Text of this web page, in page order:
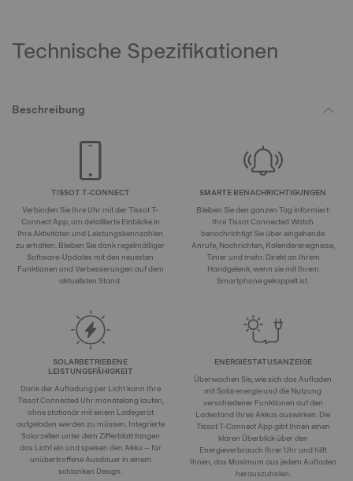
Technische Spezifikationen
Beschreibung
TISSOT T-CONNECT
Verbinden Sie Ihre Uhr mit der Tissot T-
Connect App, um detaillierte Einblicke in
Ihre Aktivitäten und Leistungskennzahlen
zu erhalten. Bleiben Sie dank regelmäßiger
Software-Updates mit den neuesten
Funktionen und Verbesserungen auf dem
aktuellsten Stand.
SMARTE BENACHRICHTIGUNGEN
Bleiben Sie den ganzen Tag informiert:
Ihre Tissot Connected Watch
benachrichtigt Sie über eingehende
Anrufe, Nachrichten, Kalenderereignisse,
Timer und mehr. Direkt an Ihrem
Handgelenk, wenn sie mit Ihrem
Smartphone gekoppelt ist.
SOLARBETRIEBENE
LEISTUNGSFÄHIGKEIT
Dank der Aufladung per Licht kann Ihre
Tissot Connected Uhr monatelang laufen,
ohne stationär mit einem Ladegerät
aufgeladen werden zu müssen. Integrierte
Solarzellen unter dem Zifferblatt fangen
das Licht ein und speisen den Akku – für
unübertroffene Ausdauer in einem
schlanken Design.
ENERGIESTATUSANZEIGE
Überwachen Sie, wie sich das Aufladen
mit Solarenergie und die Nutzung
verschiedener Funktionen auf den
Ladestand Ihres Akkus auswirken. Die
Tissot T-Connect App gibt Ihnen einen
klaren Überblick über den
Energieverbrauch Ihrer Uhr und hilft
Ihnen, das Maximum aus jedem Aufladen
herauszuholen.